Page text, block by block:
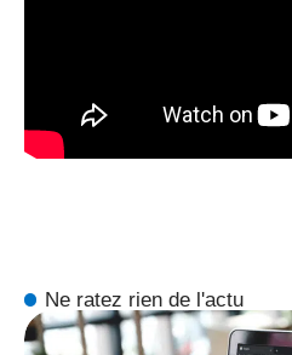
Ne ratez rien de l'actu